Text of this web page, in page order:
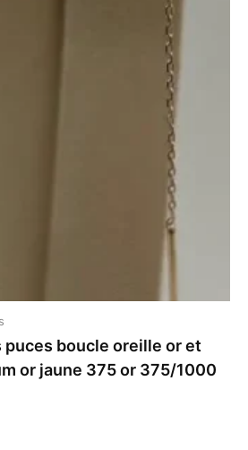
puces boucle oreille or et
or jaune 375 or 375/1000